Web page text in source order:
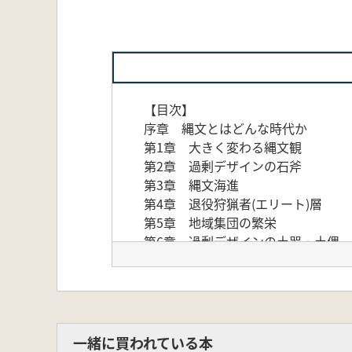
【目次】
序章 縄文とはどんな時代か
第1章 大きく変わる縄文観
第2章 過剰デザインの石斧
第3章 縄文海進
第4章 退役狩猟者(エリート)層
第5章 地域集団の繁栄
第6章 過剰デザインの土器・土偶
終章 縄文から弥生へ
一緒に買われている本